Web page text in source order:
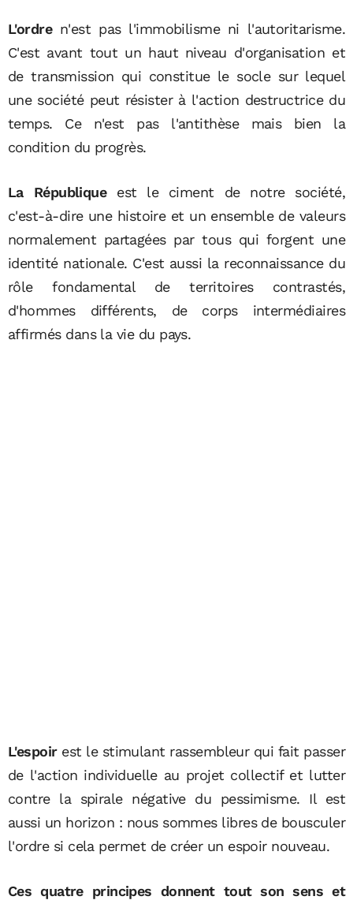
L'ordren'est pas l'immobilisme ni l'autoritarisme.
C'est avant tout un haut niveau d'organisation et
de transmission qui constitue le socle sur lequel
une société peut résister à l'action destructrice du
temps. Ce n'est pas l'antithèse mais bien la
condition du progrès.
La Républiqueest le ciment de notre société,
c'est-à-dire une histoire et un ensemble de valeurs
normalement partagées par tous qui forgent une
identité nationale. C'est aussi la reconnaissance du
rôle fondamental de territoires contrastés,
d'hommes différents, de corps intermédiaires
affirmés dans la vie du pays.
L'espoirest le stimulant rassembleur qui fait passer
de l'action individuelle au projet collectif et lutter
contre la spirale négative du pessimisme. Il est
aussi un horizon : nous sommes libres de bousculer
l'ordre si cela permet de créer un espoir nouveau.
Ces quatre principes donnent tout son sens et